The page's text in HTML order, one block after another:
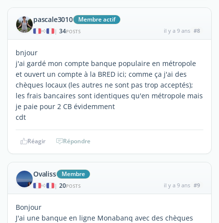
pascale3010 Membre actif
| 34POSTS il y a 9 ans #8
bnjour
j'ai gardé mon compte banque populaire en métropole
et ouvert un compte à la BRED ici; comme ça j'ai des
chèques locaux (les autres ne sont pas trop acceptés);
les frais bancaires sont identiques qu'en métropole mais
je paie pour 2 CB évidemment
cdt
Réagir Répondre
Ovaliss Membre
| 20POSTS il y a 9 ans #9
Bonjour
J'ai une banque en ligne Monabanq avec des chèques